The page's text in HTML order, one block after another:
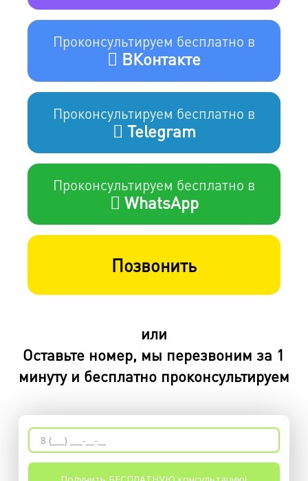
Проконсультируем бесплатно в
ВКонтакте
Проконсультируем бесплатно в
Telegram
Проконсультируем бесплатно в
WhatsApp
Позвонить
или
Оставьте номер, мы перезвоним за 1
минуту и бесплатно проконсультируем